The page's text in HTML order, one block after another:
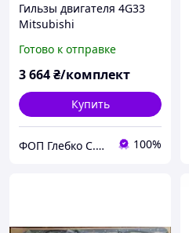
Гильзы двигателя 4G33
Mitsubishi
Готово к отправке
3 664₴/комплект
Купить
ФОП Глебко С.Ю. 100%